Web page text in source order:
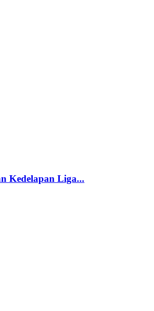
Kedelapan Liga...